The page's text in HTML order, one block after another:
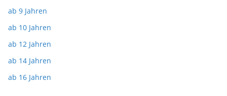
ab 9 Jahren
ab 10 Jahren
ab 12 Jahren
ab 14 Jahren
ab 16 Jahren